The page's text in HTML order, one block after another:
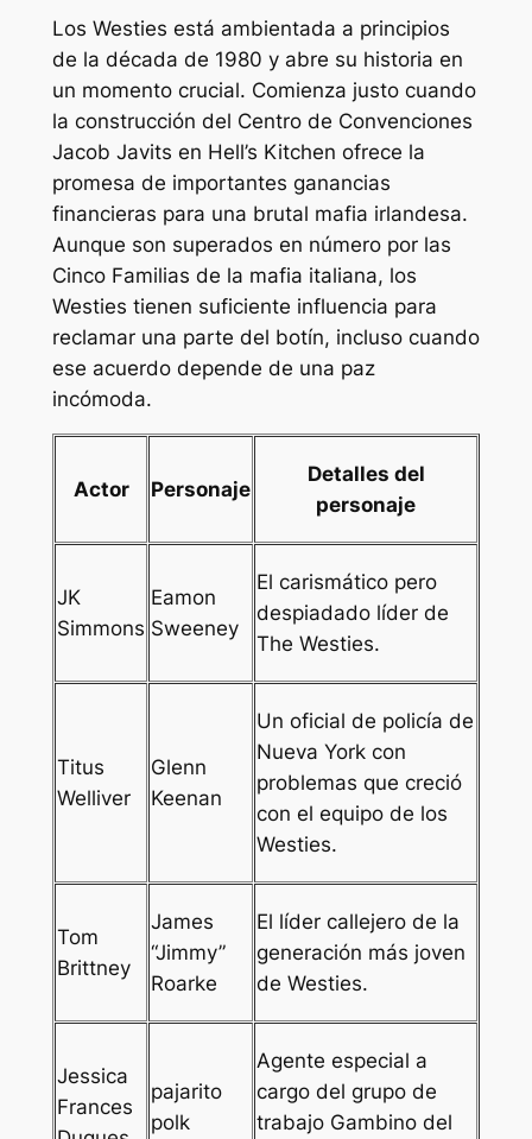
Los Westies está ambientada a principios
de la década de 1980 y abre su historia en
un momento crucial. Comienza justo cuando
la construcción del Centro de Convenciones
Jacob Javits en Hell’s Kitchen ofrece la
promesa de importantes ganancias
financieras para una brutal mafia irlandesa.
Aunque son superados en número por las
Cinco Familias de la mafia italiana, los
Westies tienen suficiente influencia para
reclamar una parte del botín, incluso cuando
ese acuerdo depende de una paz
incómoda.
Actor Personaje
Detalles del
personaje
JK
Simmons
Eamon
Sweeney
El carismático pero
despiadado líder de
The Westies.
Titus
Welliver
Glenn
Keenan
Un oficial de policía de
Nueva York con
problemas que creció
con el equipo de los
Westies.
Tom
Brittney
James
“Jimmy”
Roarke
El líder callejero de la
generación más joven
de Westies.
Jessica
Frances
pajarito
polk
Agente especial a
cargo del grupo de
trabajo Gambino del